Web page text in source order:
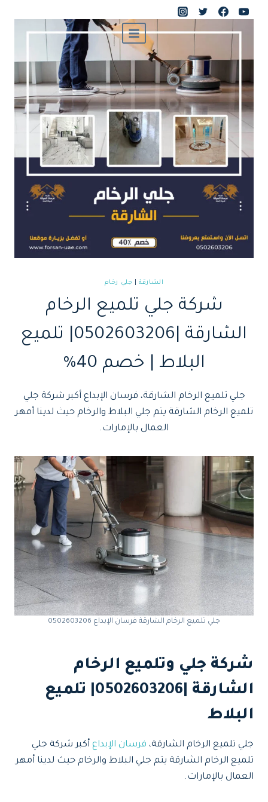
التجاوز
الشارقة| جلي رخام
شركة جلي تلميع الرخام
الشارقة |0502603206| تلميع
البلاط | خصم 40%
جلي تلميع الرخام الشارقة، فرسان الإبداع أكبر شركة جلي
تلميع الرخام الشارقة يتم جلي البلاط والرخام حيث لدينا أمهر
العمال بالإمارات.
جلي تلميع الرخام الشارقة فرسان الإبداع 0502603206
شركة جلي وتلميع الرخام
الشارقة |0502603206| تلميع
البلاط
جلي تلميع الرخام الشارقة، فرسان الإبداع أكبر شركة جلي
تلميع الرخام الشارقة يتم جلي البلاط والرخام حيث لدينا أمهر
العمال بالإمارات.